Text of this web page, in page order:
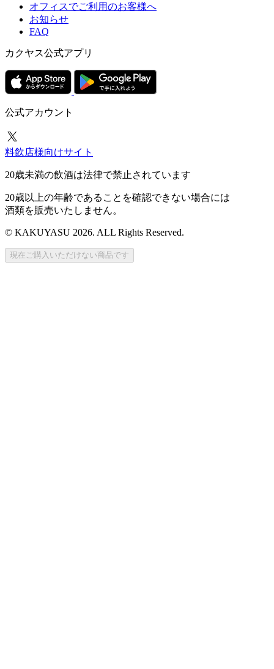
オフィスでご利用のお客様へ
お知らせ
FAQ
カクヤス公式アプリ
公式アカウント
料飲店様向けサイト
20歳未満の飲酒は法律で禁止されています
20歳以上の年齢であることを確認できない場合には
酒類を販売いたしません。
© KAKUYASU 2026. ALL Rights Reserved.
現在ご購入いただけない商品です